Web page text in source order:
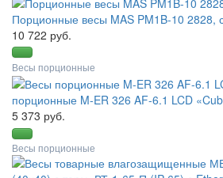
Порционные весы MAS PM1B-10 2828,
10 722 руб.
Весы порционные
порционные M-ER 326 AF-6.1 LCD
5 373 руб.
Весы порционные